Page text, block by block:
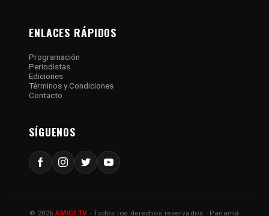
ENLACES RÁPIDOS
Programación
Periodistas
Ediciones
Términos y Condiciones
Contacto
SÍGUENOS
© 2026AMICI TV · Todos los derechos reservados · Panamá